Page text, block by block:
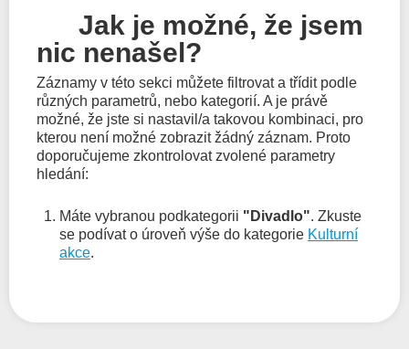
Jak je možné, že jsem
nic nenašel?
Záznamy v této sekci můžete filtrovat a třídit podle
různých parametrů, nebo kategorií. A je právě
možné, že jste si nastavil/a takovou kombinaci, pro
kterou není možné zobrazit žádný záznam. Proto
doporučujeme zkontrolovat zvolené parametry
hledání:
Máte vybranou podkategorii "Divadlo". Zkuste
se podívat o úroveň výše do kategorie Kulturní
akce.